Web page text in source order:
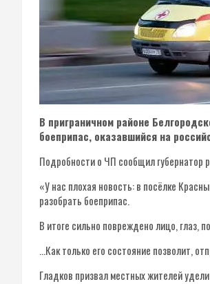
В приграничном районе
боеприпас, оказавшийся на
Подробности о ЧП сообщил губернатор
«У нас плохая новость: в посёлке
разобрать боеприпас.
В итоге сильно повреждено лицо, глаз,
…Как только его состояние позволит,
Гладков призвал местных жителей